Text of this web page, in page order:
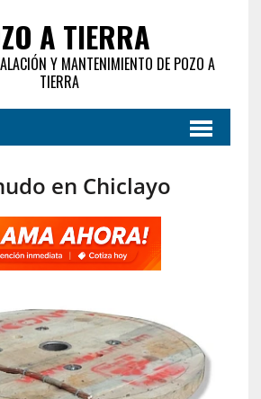
A TIERRA
Y MANTENIMIENTO DE POZO A
TIERRA
en Chiclayo